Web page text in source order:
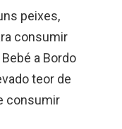
peixes,
consumir
a Bordo
teor de
consumir